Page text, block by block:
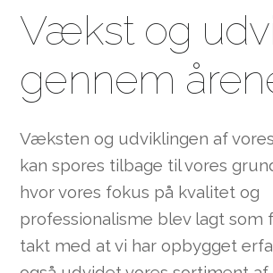
Vækst og
gennem
Væksten og udviklingen af
kan spores tilbage til vores
hvor vores fokus på kvalitet og
professionalisme blev lagt som
takt med at vi har opbygget